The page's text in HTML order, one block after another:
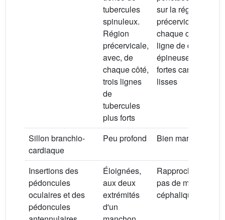
tubercules
spinuleux.
Région
précervicale,
avec, de
chaque côté,
trois lignes
de
tubercules
plus forts
sur la région
précervicale, de
chaque côté, une
ligne de dents
épineuses et trois
fortes carènes
lisses
Sillon branchio-
cardiaque
Peu profond Bien marqué
Insertions des
pédoncules
oculaires et des
pédoncules
Éloignées,
aux deux
extrémités
d'un
Rapprochées,
pas de manchon
céphalique